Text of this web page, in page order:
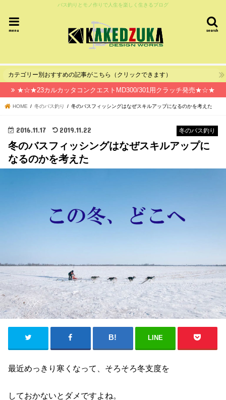
バス釣りとモノ作りで人生を楽しく生きるブログ
search
menu
カテゴリー別おすすめの記事がこちら（クリックできます）
★☆★23カルカッタコンクエストMD300/301用クラッチ発売★☆★
HOME 冬のバス釣り 冬のバスフィッシングはなぜスキルアップになるのかを考えた
冬のバス釣り
2016.11.17 2019.11.22
冬のバスフィッシングはなぜスキルアップに
なるのかを考えた
LINE
最近めっきり寒くなって、そろそろ冬支度を
しておかないとダメですよね。